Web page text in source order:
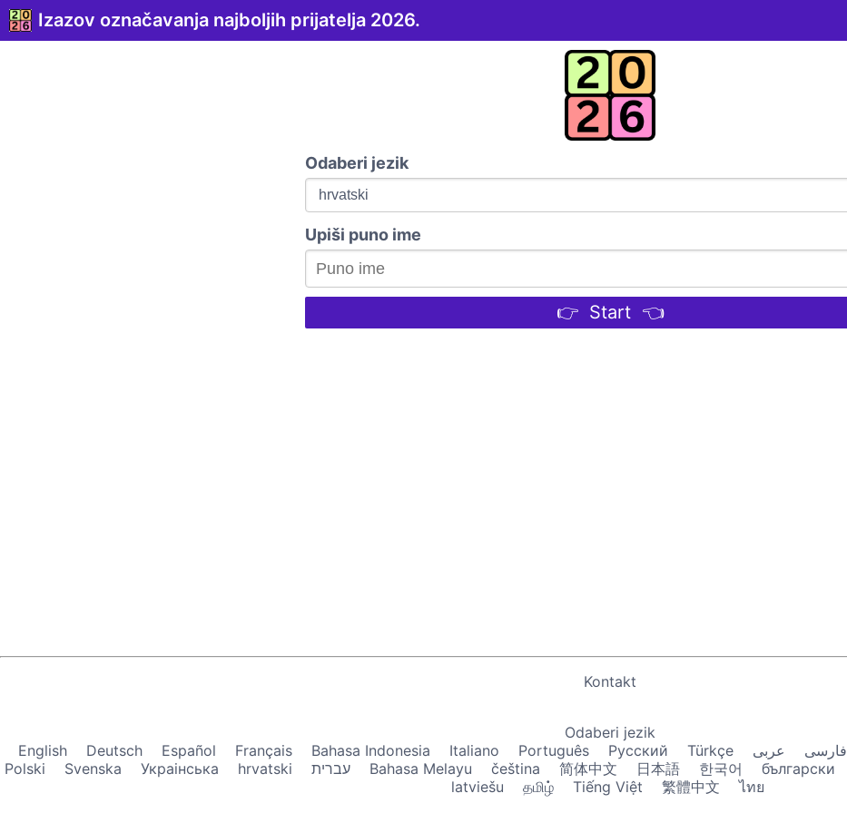
Izazov označavanja najboljih prijatelja 2026.
Odaberi jezik
Upiši puno ime
👉 Start 👈
Kontakt
Odaberi jezik
English
Deutsch Español Français Bahasa Indonesia Italiano Português Русский Türkçe فارسی عربى
Polski
Svenska Украiнська hrvatski עברית Bahasa Melayu čeština 简体中文 日本語 한국어 български
latviešu
தமிழ் Tiếng Việt 繁體中文 ไทย